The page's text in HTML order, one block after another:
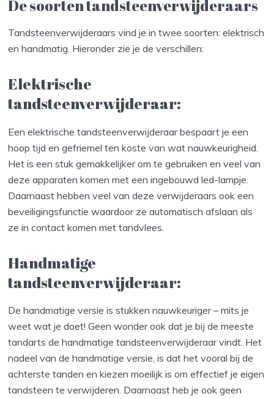
De soorten tandsteenverwijderaars
Tandsteenverwijderaars vind je in twee soorten: elektrisch
en handmatig. Hieronder zie je de verschillen:
Elektrische
tandsteenverwijderaar:
Een elektrische tandsteenverwijderaar bespaart je een
hoop tijd en gefriemel ten koste van wat nauwkeurigheid.
Het is een stuk gemakkelijker om te gebruiken en veel van
deze apparaten komen met een ingebouwd led-lampje.
Daarnaast hebben veel van deze verwijderaars ook een
beveiligingsfunctie waardoor ze automatisch afslaan als
ze in contact komen met tandvlees.
Handmatige
tandsteenverwijderaar:
De handmatige versie is stukken nauwkeuriger – mits je
weet wat je doet! Geen wonder ook dat je bij de meeste
tandarts de handmatige tandsteenverwijderaar vindt. Het
nadeel van de handmatige versie, is dat het vooral bij de
achterste tanden en kiezen moeilijk is om effectief je eigen
tandsteen te verwijderen. Daarnaast heb je ook geen